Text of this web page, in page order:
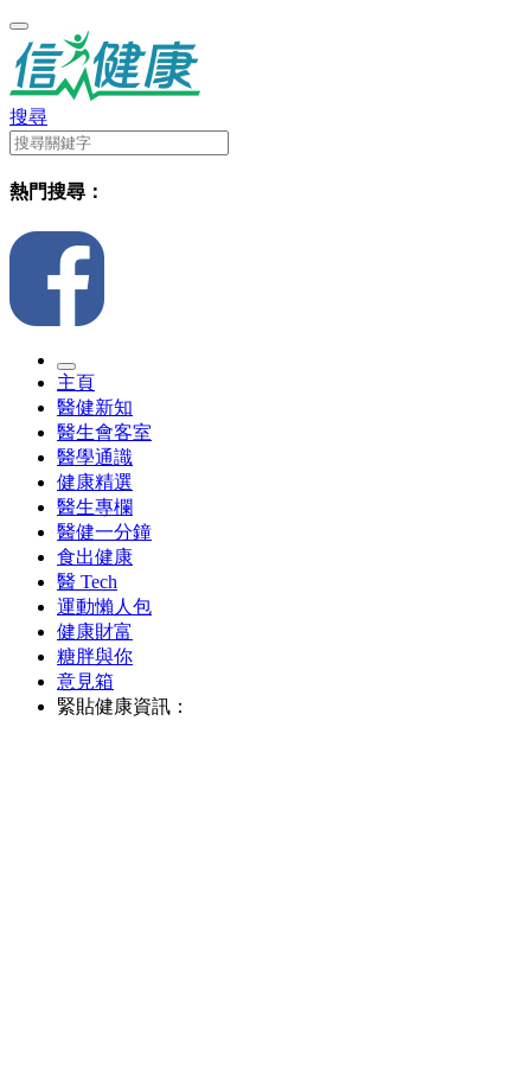
搜尋
熱門搜尋：
主頁
醫健新知
醫生會客室
醫學通識
健康精選
醫生專欄
醫健一分鐘
食出健康
醫 Tech
運動懶人包
健康財富
糖胖與你
意見箱
緊貼健康資訊：